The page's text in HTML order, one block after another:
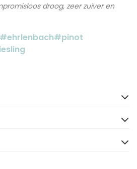
droog, zeer zuiver en
#ehrlenbach#pinot